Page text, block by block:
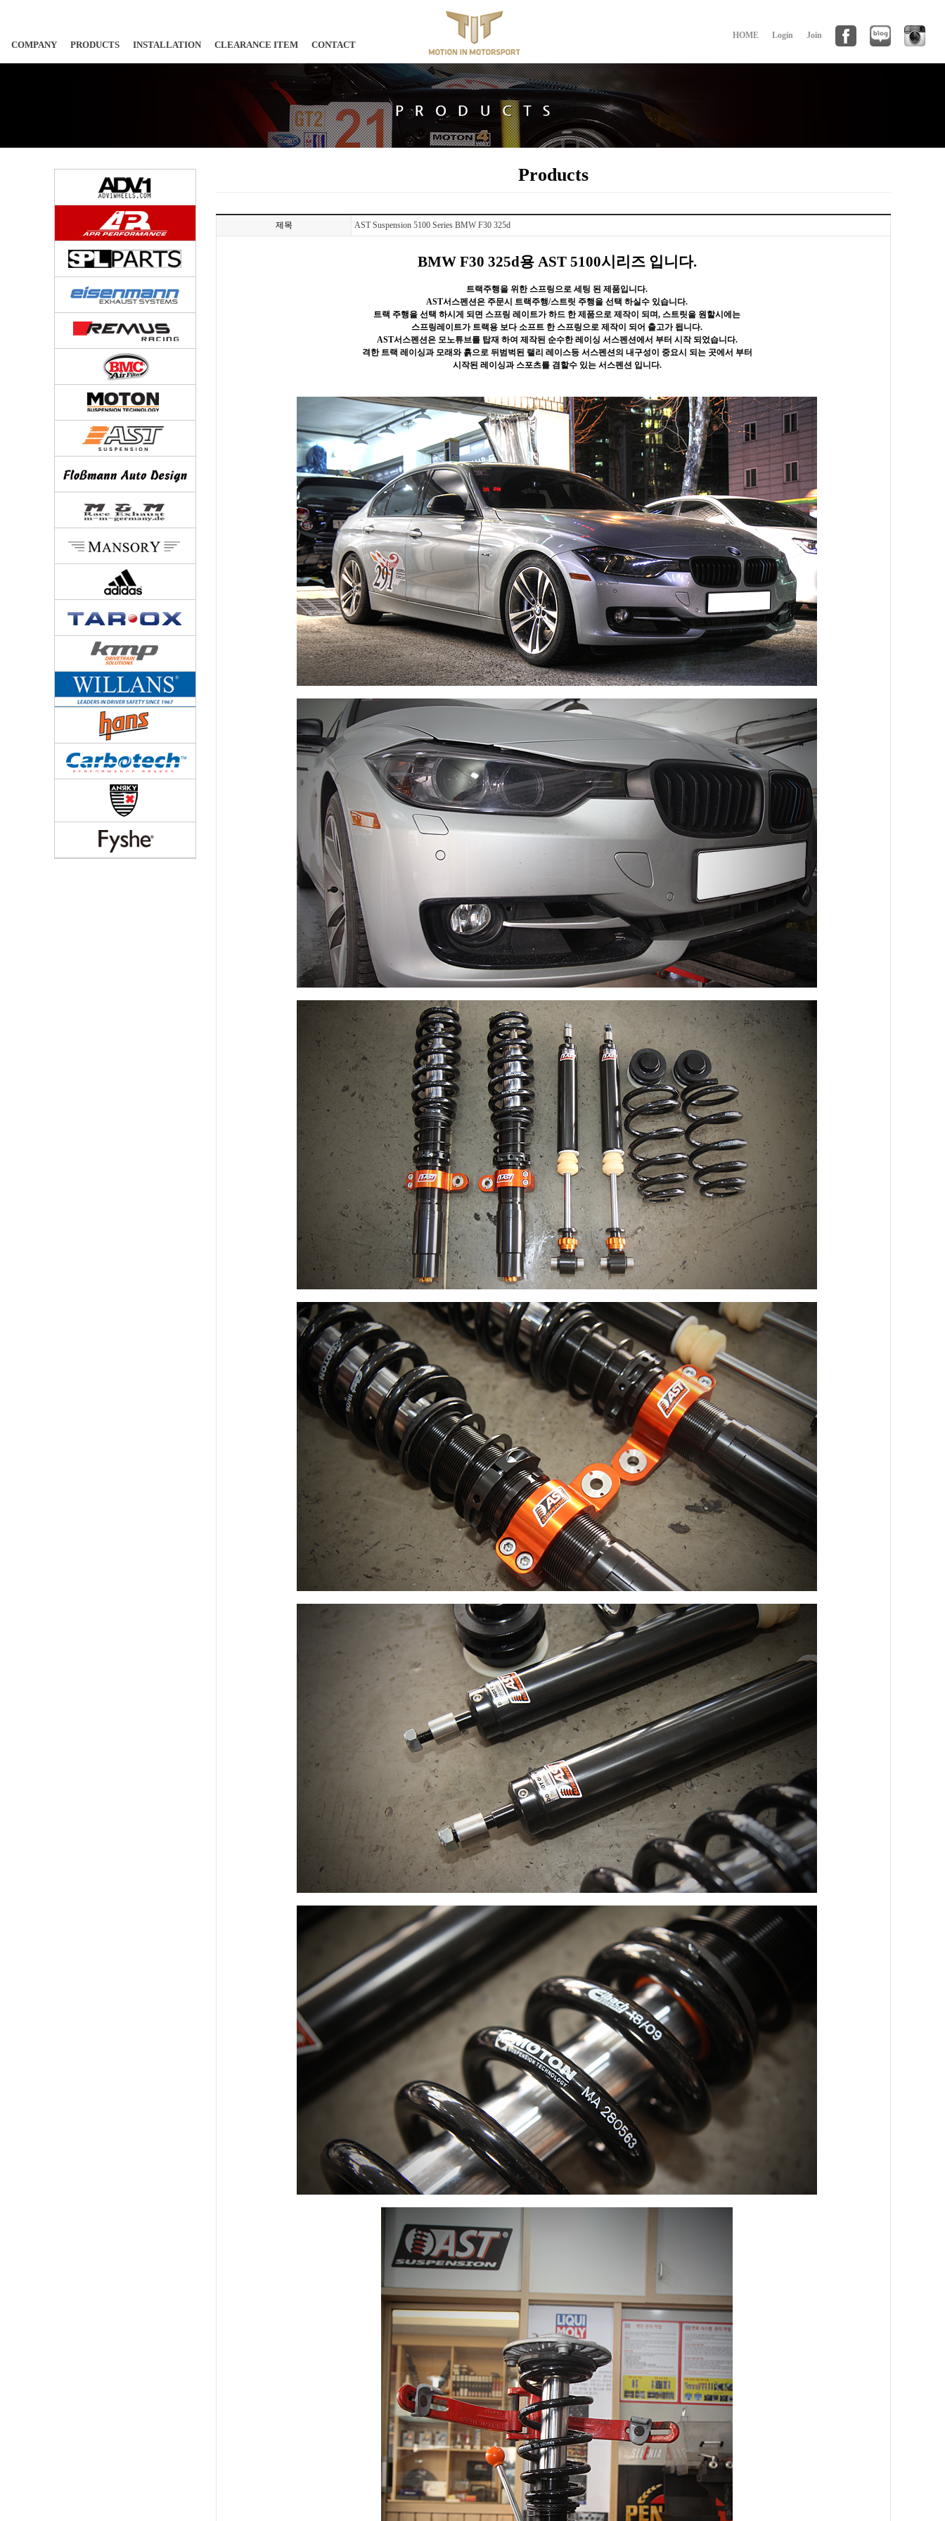
COMPANY PRODUCTS INSTALLATION CLEARANCE ITEM CONTACT
HOME Login Join
Products
제목 AST Suspension 5100 Series BMW F30 325d
BMW F30 325d용 AST 5100시리즈 입니다.
트랙주행을 위한 스프링으로 세팅 된 제품입니다.
AST서스펜션은 주문시 트랙주행/스트릿 주행을 선택 하실수 있습니다.
트랙 주행을 선택 하시게 되면 스프링 레이트가 하드 한 제품으로 제작이 되며, 스트릿을 원할시에는
스프링레이트가 트랙용 보다 소프트 한 스프링으로 제작이 되어 출고가 됩니다.
AST서스펜션은 모노튜브를 탑재 하여 제작된 순수한 레이싱 서스펜션에서 부터 시작 되었습니다.
격한 트랙 레이싱과 모래와 흙으로 뒤범벅된 랠리 레이스등 서스펜션의 내구성이 중요시 되는 곳에서 부터
시작된 레이싱과 스포츠를 겸할수 있는 서스펜션 입니다.